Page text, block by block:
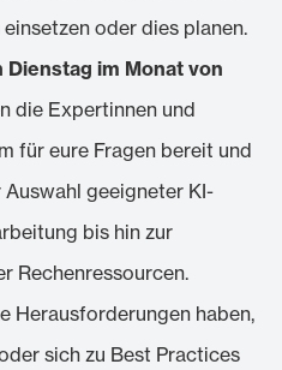
oder dies planen.
im Monat von
die Expertinnen und
für eure Fragen bereit und
geeigneter KI-
bis hin zur
Rechenressourcen.
Herausforderungen haben,
sich zu Best Practices